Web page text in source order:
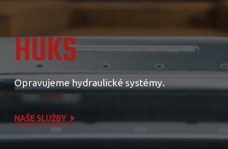
HUKS
Opravujeme hydraulické systémy.
NAŠE SLUŽBY